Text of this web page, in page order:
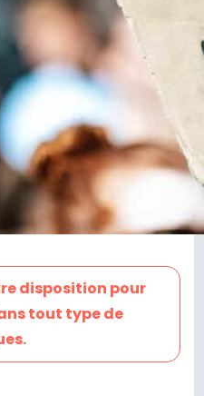
disposition pour
tout type de